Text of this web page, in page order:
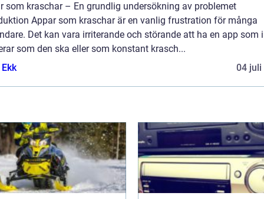
som kraschar – En grundlig undersökning av problemet
Appar som kraschar är en vanlig frustration för många
Det kan vara irriterande och störande att ha en app som
som den ska eller som konstant krasch...
04 juli